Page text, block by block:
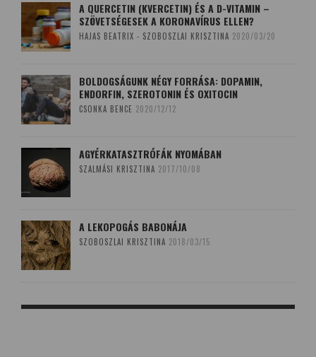
A QUERCETIN (KVERCETIN) ÉS A D-VITAMIN –
SZÖVETSÉGESEK A KORONAVÍRUS ELLEN?
HAJAS BEATRIX - SZOBOSZLAI KRISZTINA 2020/03/20
BOLDOGSÁGUNK NÉGY FORRÁSA: DOPAMIN,
ENDORFIN, SZEROTONIN ÉS OXITOCIN
CSONKA BENCE 2020/12/12
AGYÉRKATASZTRÓFÁK NYOMÁBAN
SZALMÁSI KRISZTINA 2017/10/08
A LEKOPOGÁS BABONÁJA
SZOBOSZLAI KRISZTINA 2018/03/15